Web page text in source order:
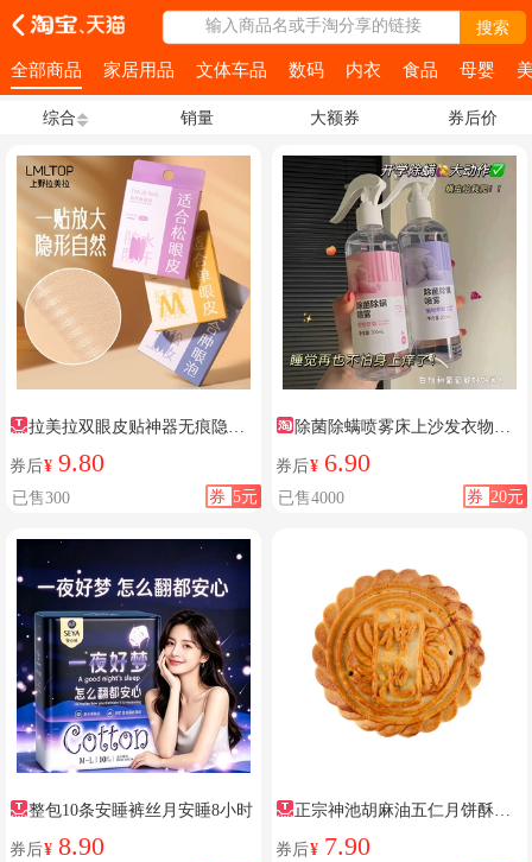
输入商品名或手淘分享的链接 搜索
全部商品 家居用品 文体车品 数码 内衣 食品 母婴
综合 销量 大额券 券后价
拉美拉双眼皮贴神器无痕隐形
自然蕾丝单面双面肿眼泡美目专
券后¥ 9.80
券 5元
已售300
除菌除螨喷雾床上沙发衣物香
氛喷雾
券后¥ 6.90
券 20元
已售4000
整包10条安睡裤丝月安睡8小时
券后¥ 8.90
正宗神池胡麻油五仁月饼酥饼
中秋节传统老式手工点心糕点批
券后¥ 7.90